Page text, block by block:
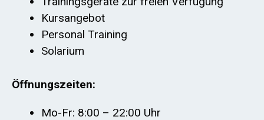
Kursangebot
Personal Training
Solarium
Öffnungszeiten:
Mo-Fr: 8:00 – 22:00 Uhr